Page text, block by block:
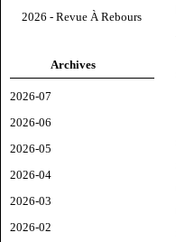
2026 - Revue À Rebours
Archives
2026-07
2026-06
2026-05
2026-04
2026-03
2026-02